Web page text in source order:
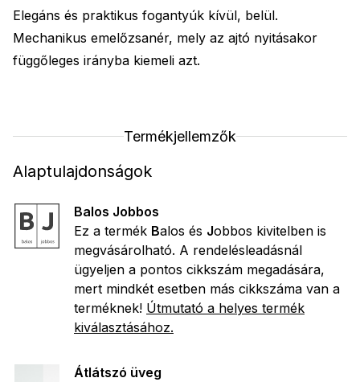
Elegáns és praktikus fogantyúk kívül, belül.
Mechanikus emelőzsanér, mely az ajtó nyitásakor
függőleges irányba kiemeli azt.
Termékjellemzők
Alaptulajdonságok
Balos Jobbos
Ez a termék Balos és Jobbos kivitelben is
megvásárolható. A rendelésleadásnál
ügyeljen a pontos cikkszám megadására,
mert mindkét esetben más cikkszáma van a
terméknek! Útmutató a helyes termék
kiválasztásához.
Átlátszó üveg